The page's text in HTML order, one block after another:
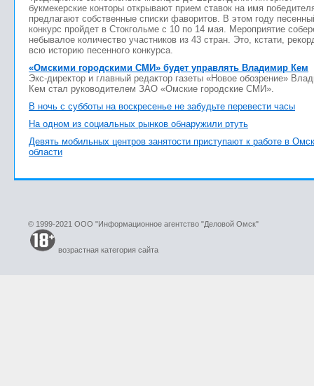
букмекерские конторы открывают прием ставок на имя
предлагают собственные списки фаворитов. В этом году
конкурс пройдет в Стокгольме с 10 по 14 мая. Мероприятие
небывалое количество участников из 43 стран. Это, кстати,
всю историю песенного конкурса.
«Омскими городскими СМИ» будет управлять Владимир Кем
Экс-директор и главный редактор газеты «Новое обозрение»
Кем стал руководителем ЗАО «Омские городские СМИ».
В ночь с субботы на воскресенье не забудьте перевести часы
На одном из социальных рынков обнаружили ртуть
Девять мобильных центров занятости приступают к работе в
области
© 1999-2021 ООО "Информационное агентство "Деловой Омск"
возрастная категория сайта